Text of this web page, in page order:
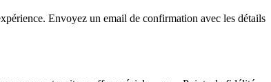
Envoyez un email de confirmation avec les détails